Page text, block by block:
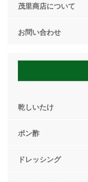
茂里商店について
お問い合わせ
乾しいたけ
ポン酢
ドレッシング